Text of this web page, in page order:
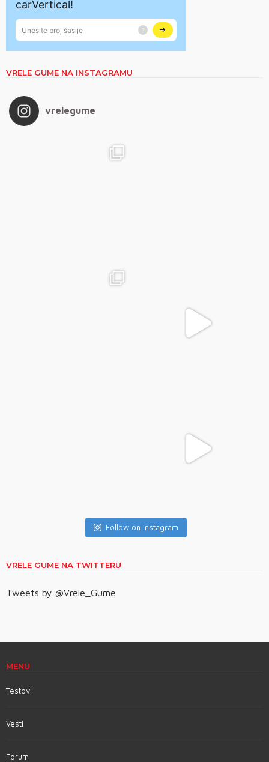
VRELE GUME NA INSTAGRAMU
vrelegume
Follow on Instagram
VRELE GUME NA TWITTERU
Tweets by @Vrele_Gume
MENU
Testovi
Vesti
Forum